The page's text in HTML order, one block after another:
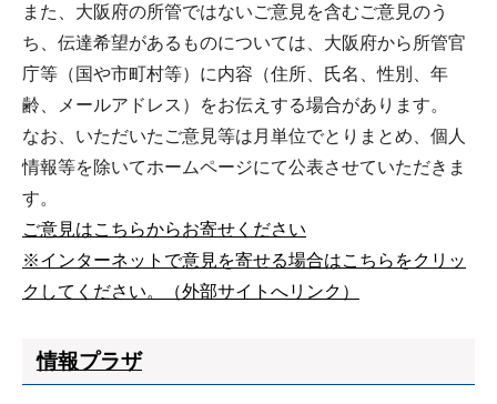
また、大阪府の所管ではないご意見を含むご意見のう
ち、伝達希望があるものについては、大阪府から所管官
庁等（国や市町村等）に内容（住所、氏名、性別、年
齢、メールアドレス）をお伝えする場合があります。
なお、いただいたご意見等は月単位でとりまとめ、個人
情報等を除いてホームページにて公表させていただきま
す。
ご意見はこちらからお寄せください
※インターネットで意見を寄せる場合はこちらをクリッ
クしてください。（外部サイトへリンク）
情報プラザ